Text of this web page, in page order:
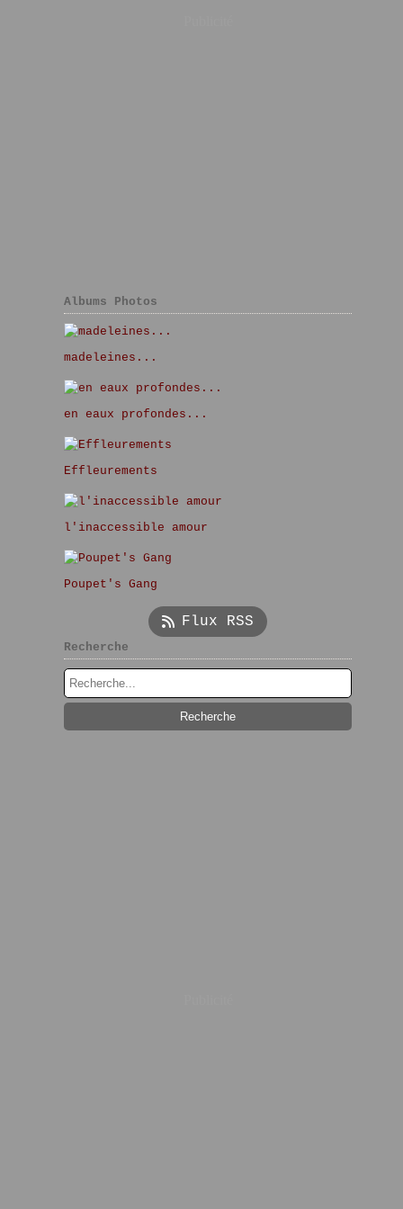
Albums Photos
madeleines...
en eaux profondes...
Effleurements
l'inaccessible amour
Poupet's Gang
Flux RSS
Recherche